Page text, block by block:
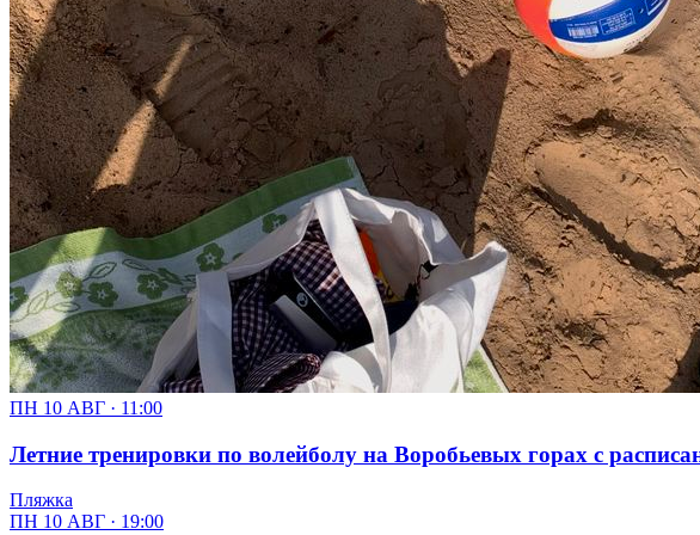
ПН 10 АВГ · 11:00
Летние тренировки по волейболу на Воробьевых горах с
Пляжка
ПН 10 АВГ · 19:00